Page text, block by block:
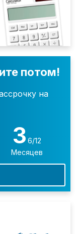
потом!
на
3 6/12
Месяцев